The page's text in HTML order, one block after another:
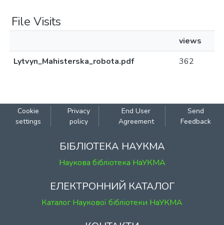
File Visits
views
Lytvyn_Mahisterska_robota.pdf
362
Cookie
settings
Privacy
policy
End User
Agreement
Send
Feedback
БІБЛІОТЕКА НАУКМА
Наукова бібліотека НаУКМА
ЕЛЕКТРОННИЙ КАТАЛОГ
Каталог Наукової бібліотеки НаУКМА